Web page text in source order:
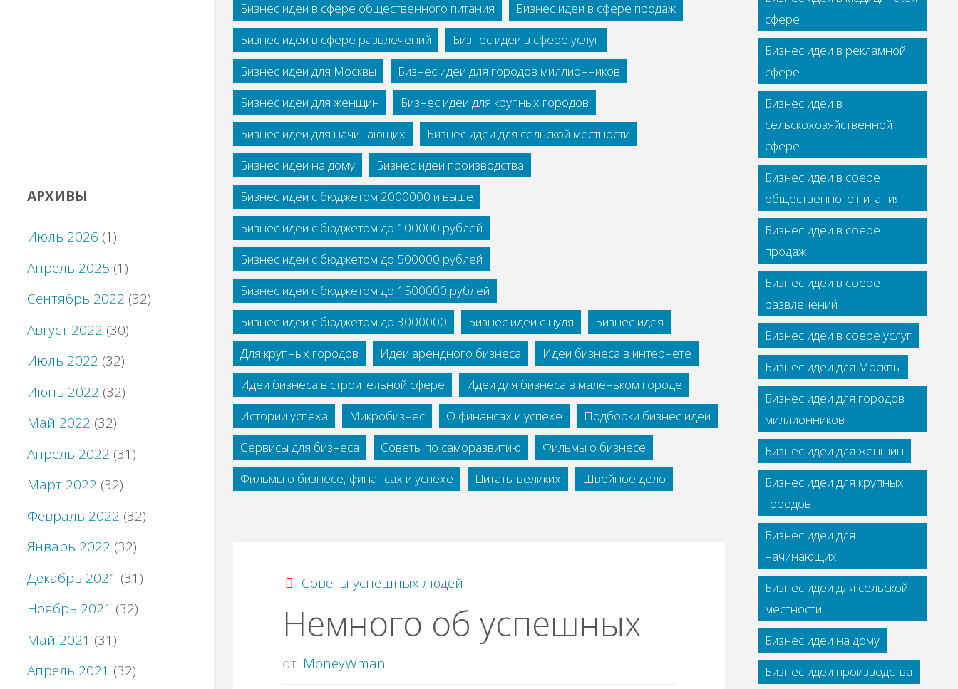
Бизнес идеи в сфере общественного питания
Бизнес идеи в сфере продаж
Бизнес идеи в сфере развлечений
Бизнес идеи в сфере услуг
Бизнес идеи для Москвы
Бизнес идеи для городов миллионников
Бизнес идеи для женщин
Бизнес идеи для крупных городов
Бизнес идеи для начинающих
Бизнес идеи для сельской местности
Бизнес идеи на дому
Бизнес идеи производства
Бизнес идеи с бюджетом 2000000 и выше
Бизнес идеи с бюджетом до 100000 рублей
Бизнес идеи с бюджетом до 500000 рублей
Бизнес идеи с бюджетом до 1500000 рублей
Бизнес идеи с бюджетом до 3000000
Бизнес идеи с нуля
Бизнес идея
Для крупных городов
Идеи арендного бизнеса
Идеи бизнеса в интернете
Идеи бизнеса в строительной сфере
Идеи для бизнеса в маленьком городе
Истории успеха
Микробизнес О финансах и успехе
Подборки бизнес идей
Сервисы для бизнеса
Советы по саморазвитию
Фильмы о бизнесе
Фильмы о бизнесе, финансах и успехе
Цитаты великих Швейное дело
Советы успешных людей
Немного об успешных
от MoneyWman
АРХИВЫ
Июль 2026 (1)
Апрель 2025 (1)
Сентябрь 2022 (32)
Август 2022 (30)
Июль 2022 (32)
Июнь 2022 (32)
Май 2022 (32)
Апрель 2022 (31)
Март 2022 (32)
Февраль 2022 (32)
Январь 2022 (32)
Декабрь 2021 (31)
Ноябрь 2021 (32)
Май 2021 (31)
Апрель 2021 (32)
сфере
Бизнес идеи в рекламной
сфере
Бизнес идеи в
сельскохозяйственной
сфере
Бизнес идеи в сфере
общественного питания
Бизнес идеи в сфере
продаж
Бизнес идеи в сфере
развлечений
Бизнес идеи в сфере услуг
Бизнес идеи для Москвы
Бизнес идеи для городов
миллионников
Бизнес идеи для женщин
Бизнес идеи для крупных
городов
Бизнес идеи для
начинающих
Бизнес идеи для сельской
местности
Бизнес идеи на дому
Бизнес идеи производства